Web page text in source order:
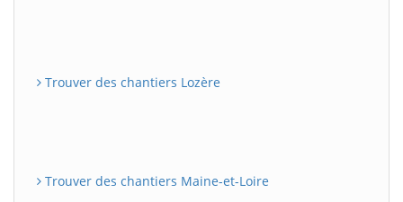
Trouver des chantiers Lozère
Trouver des chantiers Maine-et-Loire